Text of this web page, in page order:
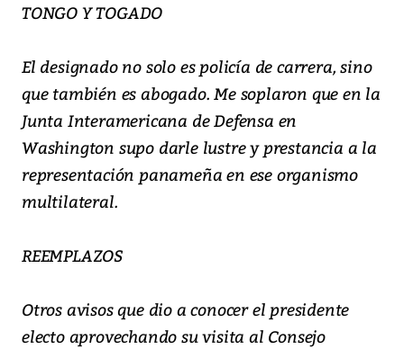
TONGO Y TOGADO
El designado no solo es policía de carrera, sino
que también es abogado. Me soplaron que en la
Junta Interamericana de Defensa en
Washington supo darle lustre y prestancia a la
representación panameña en ese organismo
multilateral.
REEMPLAZOS
Otros avisos que dio a conocer el presidente
electo aprovechando su visita al Consejo